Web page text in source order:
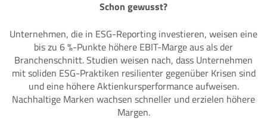
Schon gewusst?
Unternehmen, die in ESG-Reporting investieren, weisen eine
bis zu 6 %-Punkte höhere EBIT-Marge aus als der
Branchenschnitt. Studien weisen nach, dass Unternehmen
mit soliden ESG-Praktiken resilienter gegenüber Krisen sind
und eine höhere Aktienkursperformance aufweisen.
Nachhaltige Marken wachsen schneller und erzielen höhere
Margen.